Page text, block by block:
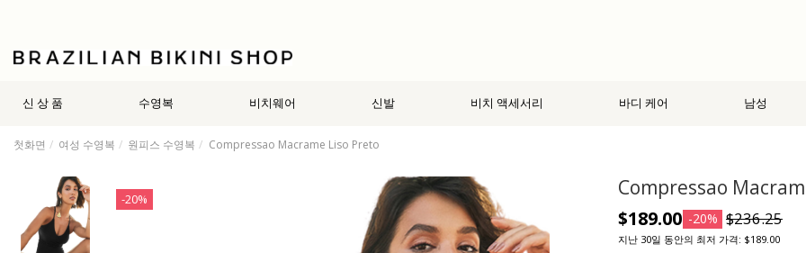
신 상 품 수영복 비치웨어 신발 비치 액세서리 바디 케어 남성
첫화면 여성 수영복 원피스 수영복 Compressao Macrame Liso Preto
-20% Compressao
$189.00 -20% $236.25
지난 30일 동안의 최저 가격: $189.00